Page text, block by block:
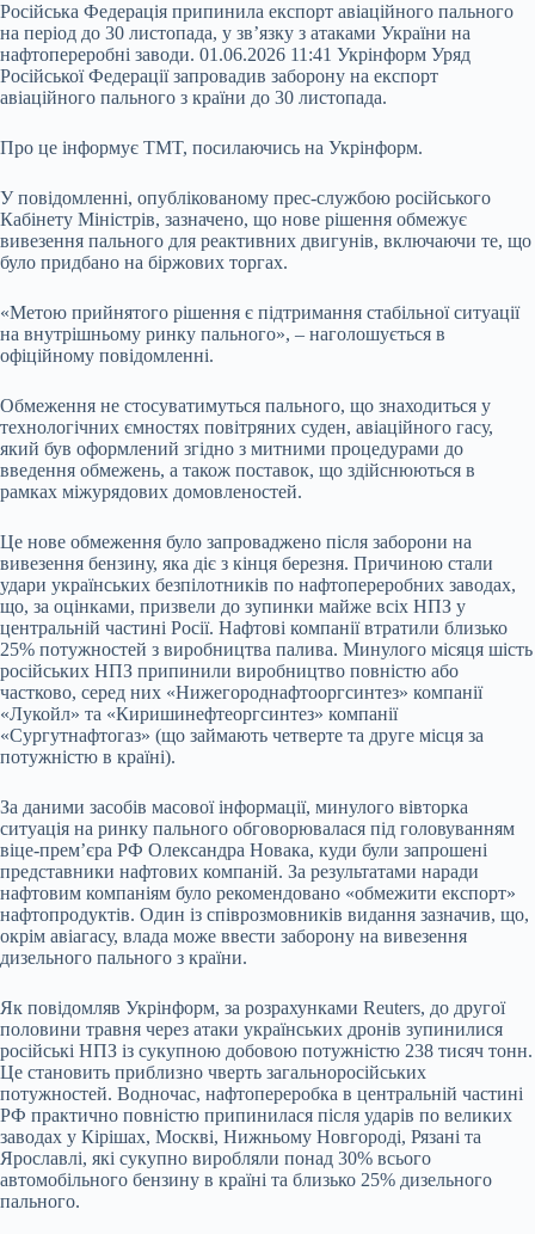
Російська Федерація припинила експорт авіаційного пального
на період до 30 листопада, у зв’язку з атаками України на
нафтопереробні заводи. 01.06.2026 11:41 Укрінформ Уряд
Російської Федерації запровадив заборону на експорт
авіаційного пального з країни до 30 листопада.
Про це інформує TMT, посилаючись на Укрінформ.
У повідомленні, опублікованому прес-службою російського
Кабінету Міністрів, зазначено, що нове рішення обмежує
вивезення пального для реактивних двигунів, включаючи те, що
було придбано на біржових торгах.
«Метою прийнятого рішення є підтримання стабільної ситуації
на внутрішньому ринку пального», – наголошується в
офіційному повідомленні.
Обмеження не стосуватимуться пального, що знаходиться у
технологічних ємностях повітряних суден, авіаційного гасу,
який був оформлений згідно з митними процедурами до
введення обмежень, а також поставок, що здійснюються в
рамках міжурядових домовленостей.
Це нове обмеження було запроваджено після заборони на
вивезення бензину, яка діє з кінця березня. Причиною стали
удари українських безпілотників по нафтопереробних заводах,
що, за оцінками, призвели до зупинки майже всіх НПЗ у
центральній частині Росії. Нафтові компанії втратили близько
25% потужностей з виробництва палива. Минулого місяця шість
російських НПЗ припинили виробництво повністю або
частково, серед них «Нижегороднафтооргсинтез» компанії
«Лукойл» та «Киришинефтеоргсинтез» компанії
«Сургутнафтогаз» (що займають четверте та друге місця за
потужністю в країні).
За даними засобів масової інформації, минулого вівторка
ситуація на ринку пального обговорювалася під головуванням
віце-прем’єра РФ Олександра Новака, куди були запрошені
представники нафтових компаній. За результатами наради
нафтовим компаніям було рекомендовано «обмежити експорт»
нафтопродуктів. Один із співрозмовників видання зазначив, що,
окрім авіагасу, влада може ввести заборону на вивезення
дизельного пального з країни.
Як повідомляв Укрінформ, за розрахунками Reuters, до другої
половини травня через атаки українських дронів зупинилися
російські НПЗ із сукупною добовою потужністю 238 тисяч тонн.
Це становить приблизно чверть загальноросійських
потужностей. Водночас, нафтопереробка в центральній частині
РФ практично повністю припинилася після ударів по великих
заводах у Кірішах, Москві, Нижньому Новгороді, Рязані та
Ярославлі, які сукупно виробляли понад 30% всього
автомобільного бензину в країні та близько 25% дизельного
пального.